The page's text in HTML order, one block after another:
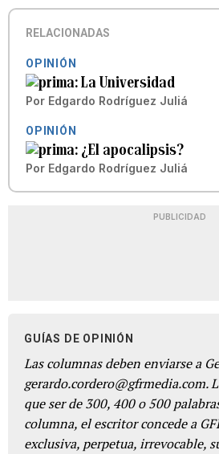
RELACIONADAS
OPINIÓN
La Universidad
Por Edgardo Rodríguez Juliá
OPINIÓN
¿El apocalipsis?
Por Edgardo Rodríguez Juliá
PUBLICIDAD
GUÍAS DE OPINIÓN
Las columnas deben enviarse a
gerardo.cordero@gfrmedia.com.
que ser de 300, 400 o 500
columna, el escritor concede a
exclusiva, perpetua, irrevocable,